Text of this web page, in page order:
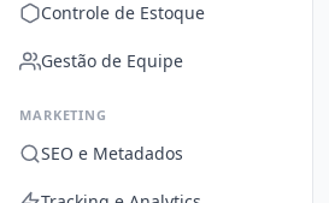
Controle de Estoque
Gestão de Equipe
MARKETING
SEO e Metadados